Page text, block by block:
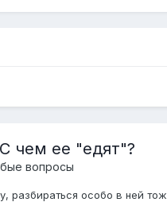
чем ее "едят"?
вопросы
разбираться особо в ней